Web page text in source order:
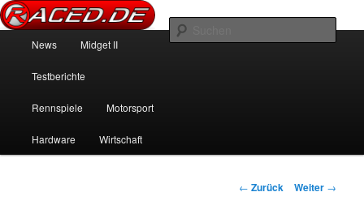
Raced.de
News über Rennspiele und der echten Autowelt
Zum Inhalt wechseln
Zum sekundären Inhalt wechseln
News Midget II
Testberichte
Rennspiele Motorsport
Hardware Wirtschaft
Beitrags-Navigation
← Zurück Weiter →